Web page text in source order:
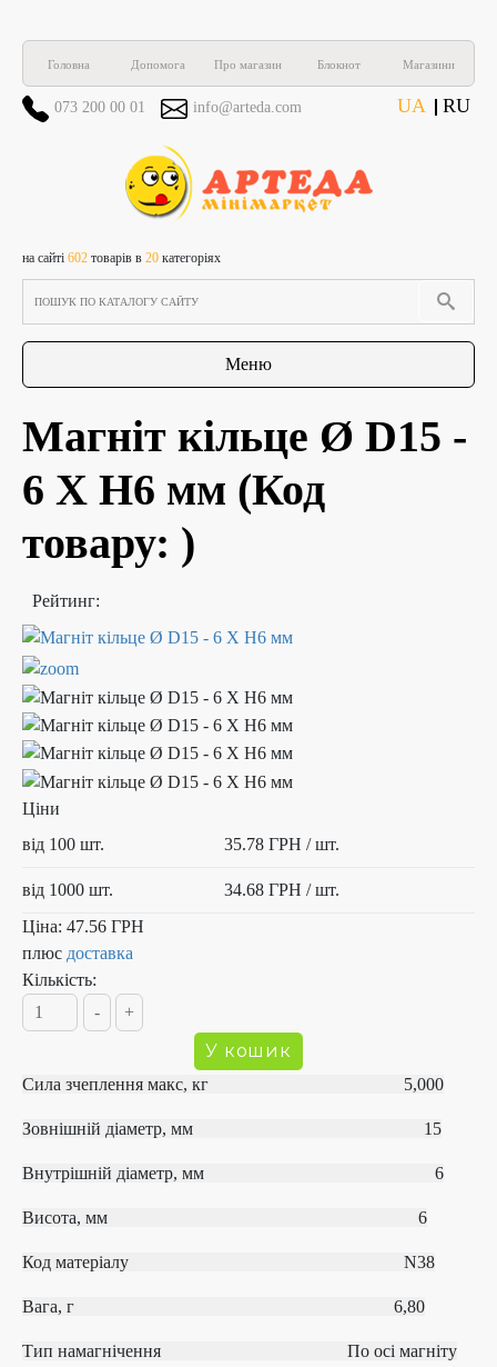
Головна Допомога Про магазин Блокнот Магазини
UA RU
073 200 00 01 info@arteda.com
на сайті 602 товарів в 20 категоріях
Меню
Магніт кільце Ø D15 -
6 Х H6 мм (Код
товару: )
Рейтинг:
Ціни
від 100 шт.
35.78 ГРН / шт.
від 1000 шт. 34.68 ГРН / шт.
Ціна: 47.56 ГРН
плюс доставка
Кількість:
Сила зчеплення макс, кг 5,000
Зовнішній діаметр, мм 15
Внутрішній діаметр, мм 6
Висота, мм 6
Код матеріалу N38
Вага, г 6,80
Тип намагнічення По осі магніту